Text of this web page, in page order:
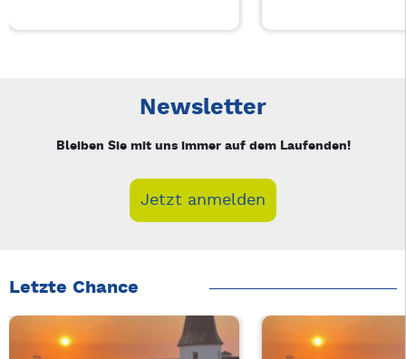
Newsletter
Bleiben Sie mit uns immer auf dem Laufenden!
Jetzt anmelden
Letzte Chance